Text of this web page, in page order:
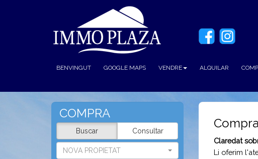
BENVINGUT GOOGLE MAPS VENDRE ALQUILAR
COMPRA
Buscar Consultar
NOVA PROPIETAT
Claredat
Li oferim